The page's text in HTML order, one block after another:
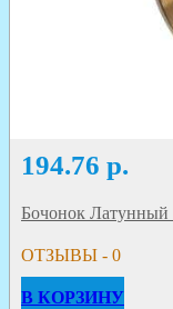
194.76 р.
Бочонок
ОТЗЫВЫ - 0
В КОРЗИНУ